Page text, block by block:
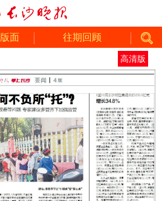
版面
往期回顾
高清版